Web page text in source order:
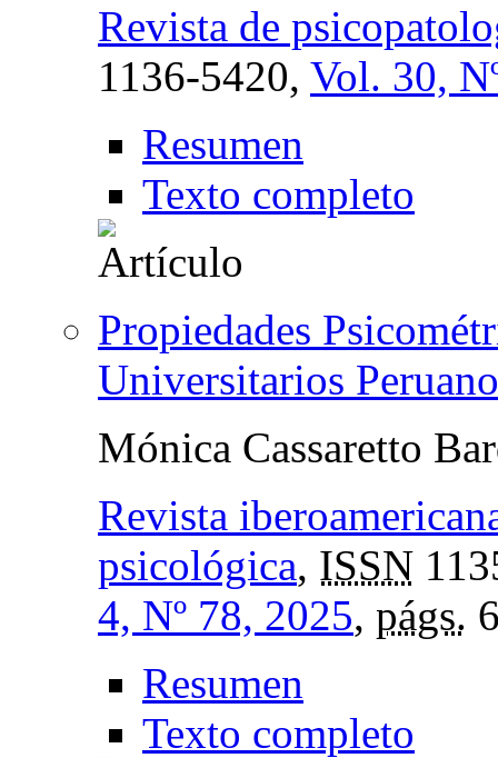
Revista de
1136-5420, Vol. 30,
Resumen
Texto completo
Propiedades
Universitarios
Mónica Cassaretto
Revista
psicológica, ISSN
4, Nº 78, 2025, págs.
Resumen
Texto completo